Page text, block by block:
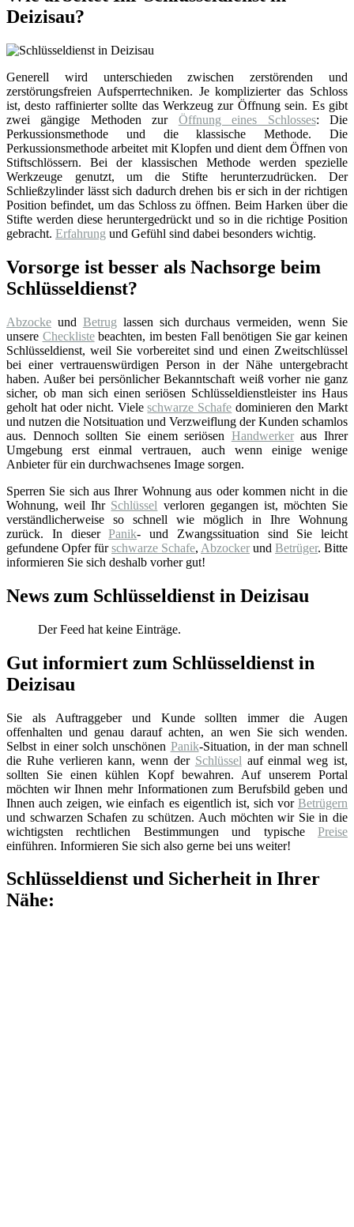
Deizisau?
Generell wird unterschieden zwischen zerstörenden und
zerstörungsfreien Aufsperrtechniken. Je komplizierter das Schloss
ist, desto raffinierter sollte das Werkzeug zur Öffnung sein. Es gibt
zwei gängige Methoden zur Öffnung eines Schlosses: Die
Perkussionsmethode und die klassische Methode. Die
Perkussionsmethode arbeitet mit Klopfen und dient dem Öffnen von
Stiftschlössern. Bei der klassischen Methode werden spezielle
Werkzeuge genutzt, um die Stifte herunterzudrücken. Der
Schließzylinder lässt sich dadurch drehen bis er sich in der richtigen
Position befindet, um das Schloss zu öffnen. Beim Harken über die
Stifte werden diese heruntergedrückt und so in die richtige Position
gebracht. Erfahrung und Gefühl sind dabei besonders wichtig.
Vorsorge ist besser als Nachsorge beim
Schlüsseldienst?
Abzocke und Betrug lassen sich durchaus vermeiden, wenn Sie
unsere Checklistebeachten, im besten Fall benötigen Sie gar keinen
Schlüsseldienst, weil Sie vorbereitet sind und einen Zweitschlüssel
bei einer vertrauenswürdigen Person in der Nähe untergebracht
haben. Außer bei persönlicher Bekanntschaft weiß vorher nie ganz
sicher, ob man sich einen seriösen Schlüsseldienstleister ins Haus
geholt hat oder nicht. Vieleschwarze Schafe dominieren den Markt
und nutzen die Notsituation und Verzweiflung der Kunden schamlos
aus. Dennoch sollten Sie einem seriösen Handwerkeraus Ihrer
Umgebung erst einmal vertrauen, auch wenn einige wenige
Anbieter für ein durchwachsenes Image sorgen.
Sperren Sie sich aus Ihrer Wohnung aus oder kommen nicht in die
Wohnung, weil Ihr Schlüssel verloren gegangen ist, möchten Sie
verständlicherweise so schnell wie möglich in Ihre Wohnung
zurück. In dieserPanik- und Zwangssituation sind Sie leicht
gefundene Opfer fürschwarze Schafe, Abzocker und Betrüger. Bitte
informieren Sie sich deshalb vorher gut!
News zum Schlüsseldienst in Deizisau
Der Feed hat keine Einträge.
Gut informiert zum Schlüsseldienst in
Deizisau
Sie als Auftraggeber und Kunde sollten immer die Augen
offenhalten und genau darauf achten, an wen Sie sich wenden.
Selbst in einer solch unschönen Panik-Situation, in der man schnell
die Ruhe verlieren kann, wenn der Schlüssel auf einmal weg ist,
sollten Sie einen kühlen Kopf bewahren. Auf unserem Portal
möchten wir Ihnen mehr Informationen zum Berufsbild geben und
Ihnen auch zeigen, wie einfach es eigentlich ist, sich vor Betrügern
und schwarzen Schafen zu schützen. Auch möchten wir Sie in die
wichtigsten rechtlichen Bestimmungen und typische Preise
einführen. Informieren Sie sich also gerne bei uns weiter!
Schlüsseldienst und Sicherheit in Ihrer
Nähe: